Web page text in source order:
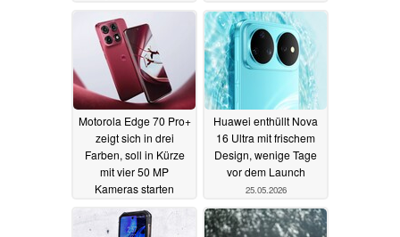
25.05.2026
Motorola Edge 70 Pro+
zeigt sich in drei
Farben, soll in Kürze
mit vier 50 MP
Kameras starten
25.05.2026
Huawei enthüllt Nova
16 Ultra mit frischem
Design, wenige Tage
vor dem Launch
25.05.2026